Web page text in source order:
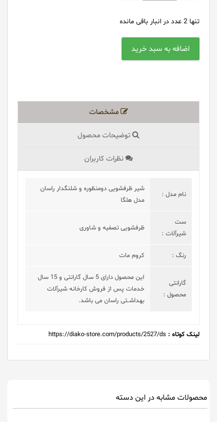
تنها 2 عدد در انبار باقی مانده
مشخصات
توضیحات محصول
نظرات کاربران
نام مدل :
شیر ظرفشویی دومنظوره و شلنگدار راسان
مدل هلگا
ست
شیرآلات :
ظرفشویی تصفیه و شاوری
رنگ : کروم مات
گارانتی
محصول :
این محصول دارای 5 سال گارانتی و 15 سال
خدمات پس از فروش کارخانه شیرآلات
بهداشــتی راسان می باشد.
لینک کوتاه : https://diako-store.com/products/2527/ds
محصولات مشابه در این دسته